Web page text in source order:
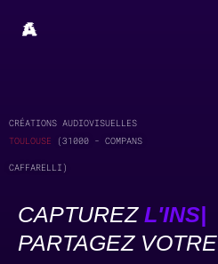
CRÉATIONS AUDIOVISUELLES
TOULOUSE
(31000 - COMPANS
CAFFARELLI)
CAPTUREZ L'INST
PARTAGEZ VOTRE